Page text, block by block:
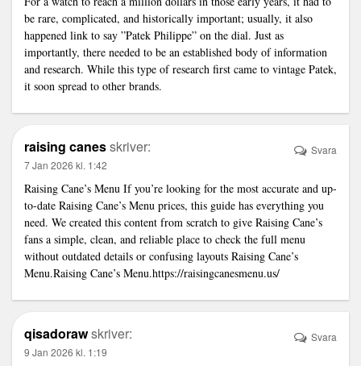
be rare, complicated, and historically important; usually, it also
happened link to say ”Patek Philippe” on the dial. Just as
importantly, there needed to be an established body of information
and research. While this type of research first came to vintage Patek,
it soon spread to other brands.
raising canesskriver:
7 Jan 2026 kl. 1:42
Raising Cane’s Menu If you’re looking for the most accurate and up-
to-date Raising Cane’s Menu prices, this guide has everything you
need. We created this content from scratch to give Raising Cane’s
fans a simple, clean, and reliable place to check the full menu
without outdated details or confusing layouts Raising Cane’s
Menu.Raising Cane’s Menu.https://raisingcanesmenu.us/
Svara
qisadorawskriver:
9 Jan 2026 kl. 1:19
Svara